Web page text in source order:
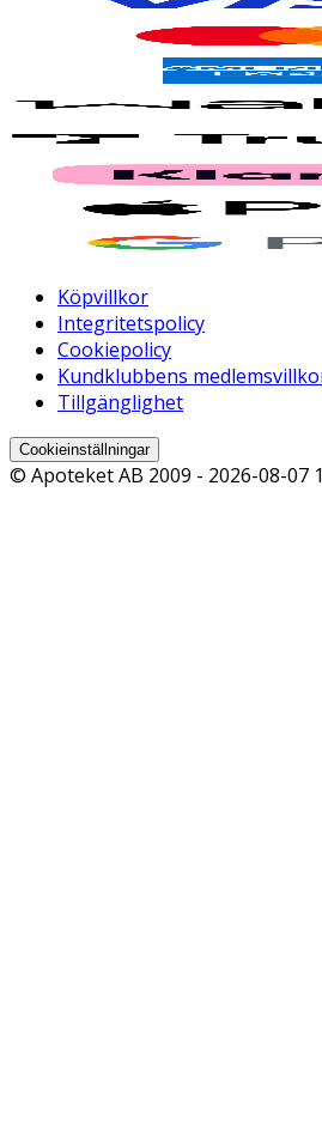
Köpvillkor
Integritetspolicy
Cookiepolicy
Kundklubbens
Tillgänglighet
Cookieinställningar
© Apoteket AB 2009 - 2026-08-07